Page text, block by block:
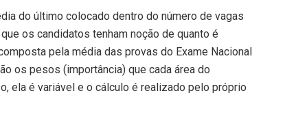
do último colocado dentro do número de vagas
os candidatos tenham noção de quanto é
pela média das provas do Exame Nacional
os pesos (importância) que cada área do
ela é variável e o cálculo é realizado pelo próprio